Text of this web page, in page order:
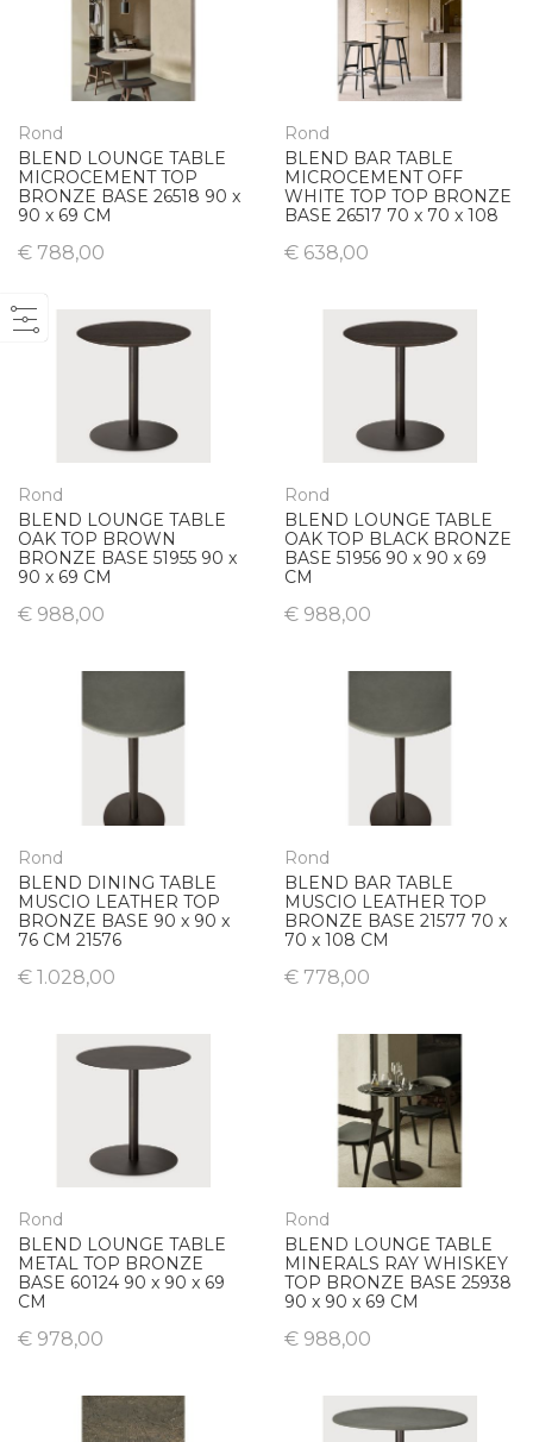
Rond
BLEND LOUNGE TABLE
MICROCEMENT TOP
BRONZE BASE 26518 90 x
90 x 69 CM
€ 788,00
Rond
BLEND BAR TABLE
MICROCEMENT OFF
WHITE TOP TOP BRONZE
BASE 26517 70 x 70 x 108
€ 638,00
Rond
BLEND LOUNGE TABLE
OAK TOP BROWN
BRONZE BASE 51955 90 x
90 x 69 CM
€ 988,00
Rond
BLEND LOUNGE TABLE
OAK TOP BLACK BRONZE
BASE 51956 90 x 90 x 69
CM
€ 988,00
Rond
BLEND DINING TABLE
MUSCIO LEATHER TOP
BRONZE BASE 90 x 90 x
76 CM 21576
€ 1.028,00
Rond
BLEND BAR TABLE
MUSCIO LEATHER TOP
BRONZE BASE 21577 70 x
70 x 108 CM
€ 778,00
Rond
BLEND LOUNGE TABLE
METAL TOP BRONZE
BASE 60124 90 x 90 x 69
CM
€ 978,00
Rond
BLEND LOUNGE TABLE
MINERALS RAY WHISKEY
TOP BRONZE BASE 25938
90 x 90 x 69 CM
€ 988,00